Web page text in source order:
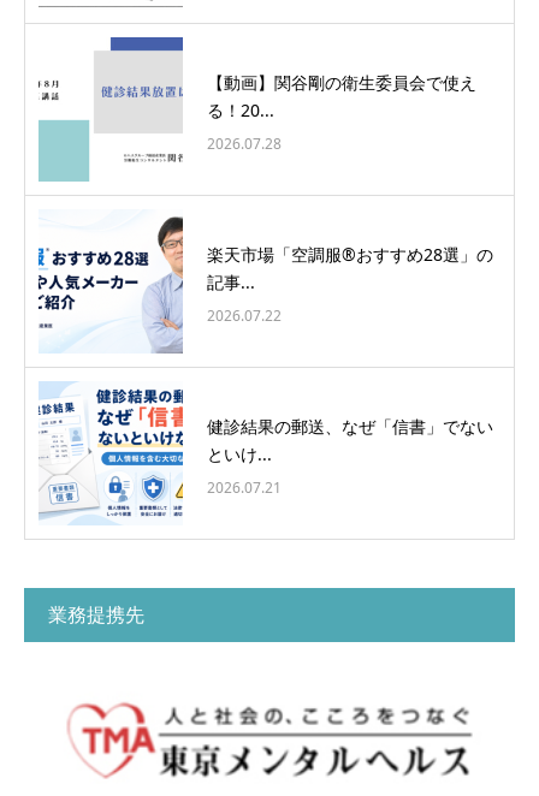
【動画】関谷剛の衛生委員会で使え
る！20...
2026.07.28
楽天市場「空調服®おすすめ28選」の
記事...
2026.07.22
健診結果の郵送、なぜ「信書」でない
といけ...
2026.07.21
業務提携先